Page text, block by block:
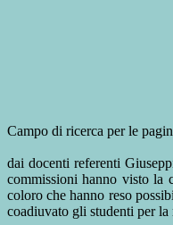
Campo di ricerca per le
dai docenti referenti
commissioni hanno visto la
coloro che hanno reso
coadiuvato gli studenti per